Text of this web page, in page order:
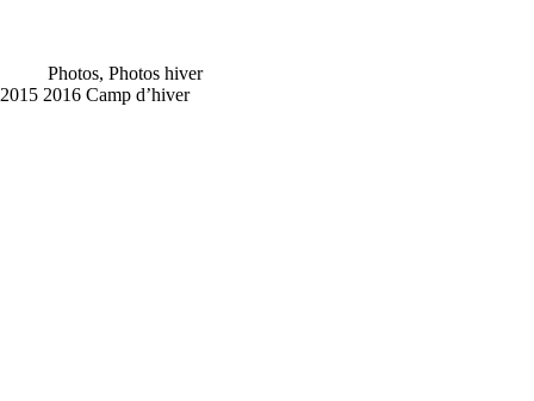
Photos, Photos hiver
2015 2016 Camp d’hiver